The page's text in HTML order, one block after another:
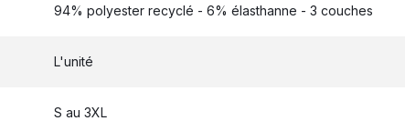
94% polyester recyclé - 6% élasthanne - 3 couches
L'unité
S au 3XL